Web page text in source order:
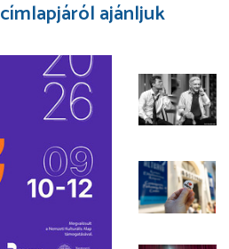
címlapjáról ajánljuk